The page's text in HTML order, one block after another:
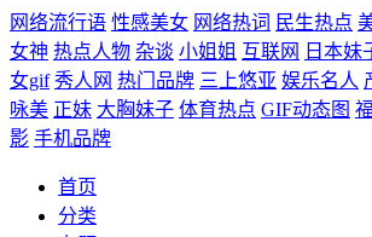
网络流行语 性感美女 网络热词 民生热点
女神 热点人物 杂谈 小姐姐 互联网 日本妹
女gif 秀人网 热门品牌 三上悠亚 娱乐名人
咏美 正妹 大胸妹子 体育热点 GIF动态图
影 手机品牌
首页
分类